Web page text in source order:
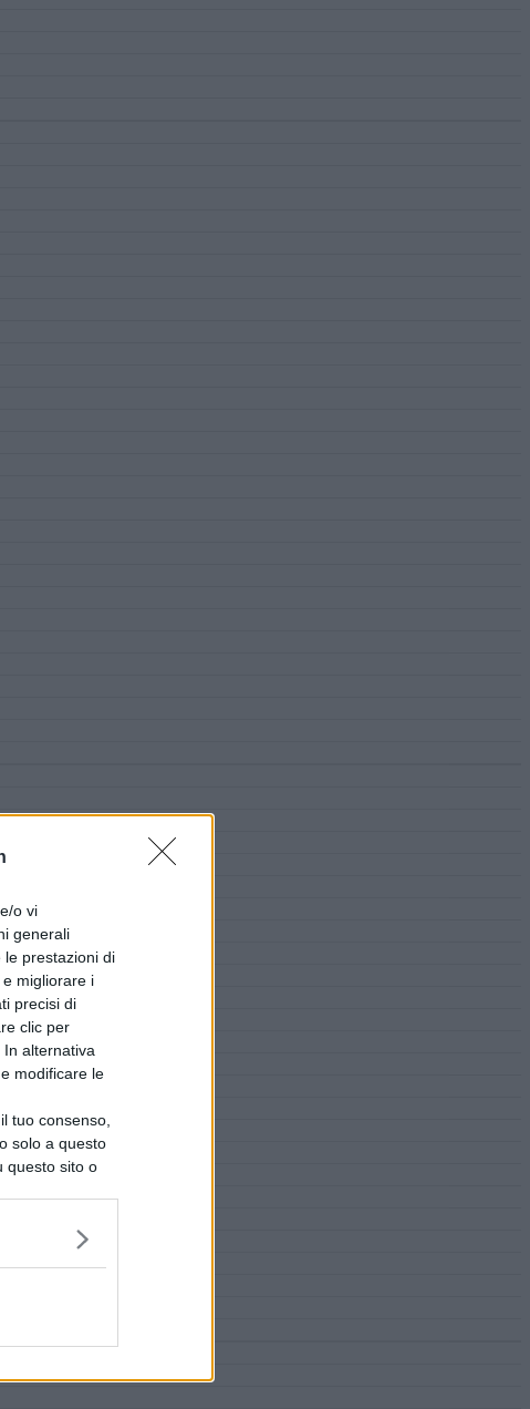
o vi
generali
le prestazioni di
migliorare i
precisi di
clic per
alternativa
modificare le
tuo consenso,
solo a questo
questo sito o